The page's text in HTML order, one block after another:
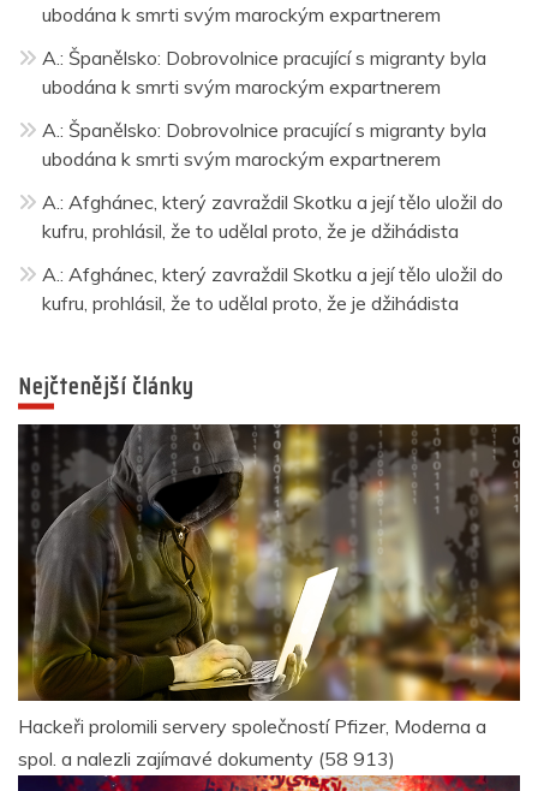
ubodána k smrti svým marockým expartnerem
A. : Španělsko: Dobrovolnice pracující s migranty byla
ubodána k smrti svým marockým expartnerem
A. : Španělsko: Dobrovolnice pracující s migranty byla
ubodána k smrti svým marockým expartnerem
A. : Afghánec, který zavraždil Skotku a její tělo uložil do
kufru, prohlásil, že to udělal proto, že je džihádista
A. : Afghánec, který zavraždil Skotku a její tělo uložil do
kufru, prohlásil, že to udělal proto, že je džihádista
Nejčtenější články
Hackeři prolomili servery společností Pfizer, Moderna a
spol. a nalezli zajímavé dokumenty (58 913)